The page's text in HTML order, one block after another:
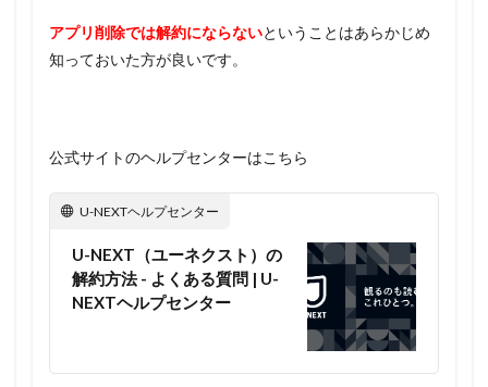
アプリ削除では解約にならないということはあらかじめ
知っておいた方が良いです。
公式サイトのヘルプセンターはこちら
U-NEXTヘルプセンター
U-NEXT（ユーネクスト）の
解約方法 - よくある質問 | U-
NEXTヘルプセンター